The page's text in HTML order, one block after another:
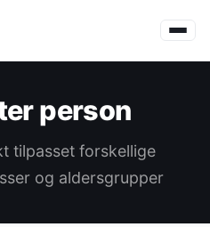
person
tilpasset forskellige
og aldersgrupper